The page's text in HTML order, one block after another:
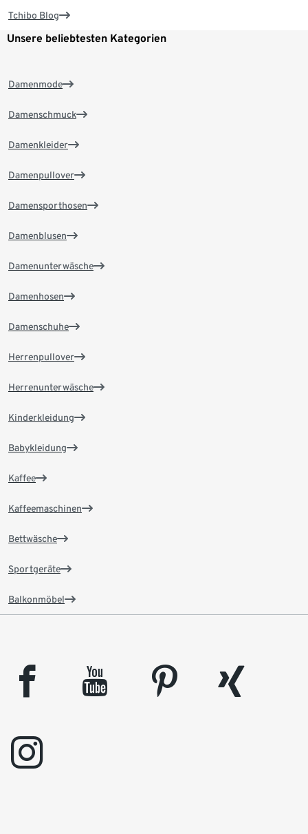
Tchibo Blog
Unsere beliebtesten Kategorien
Damenmode
Damenschmuck
Damenkleider
Damenpullover
Damensporthosen
Damenblusen
Damenunterwäsche
Damenhosen
Damenschuhe
Herrenpullover
Herrenunterwäsche
Kinderkleidung
Babykleidung
Kaffee
Kaffeemaschinen
Bettwäsche
Sportgeräte
Balkonmöbel
facebook youtube pinterest
xing
instagram